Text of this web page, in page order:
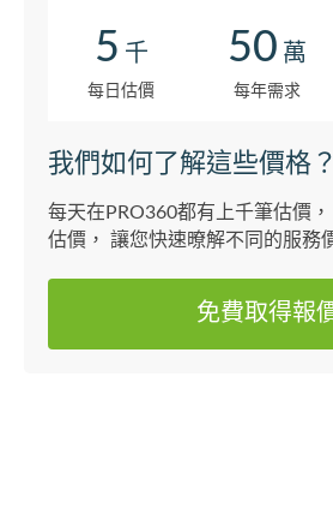
5 千
每日估價
50 萬
每年需求
我們如何了解這些價格？
每天在PRO360都有上千筆估價
估價， 讓您快速暸解不同的服務
免費取得報